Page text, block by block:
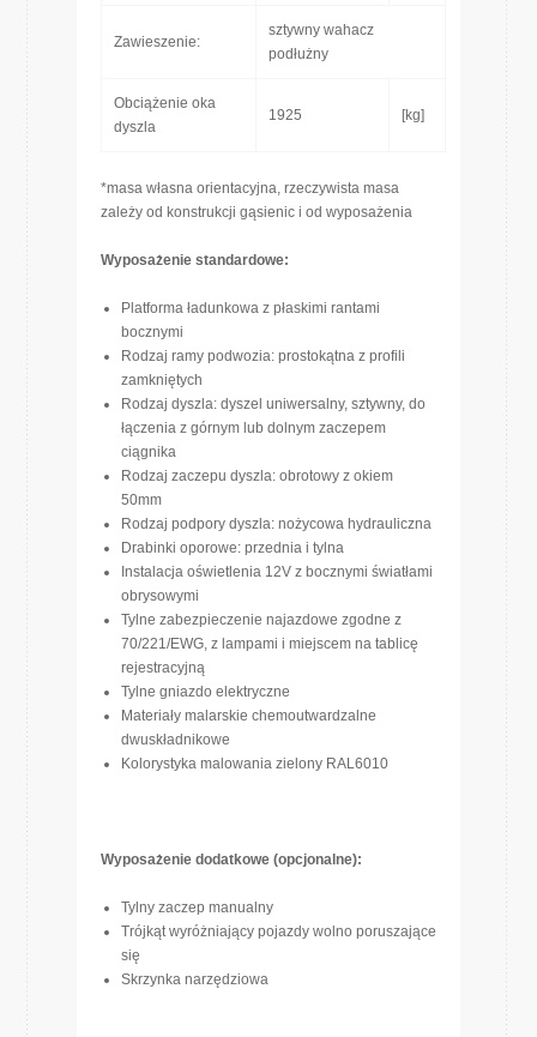
Zawieszenie:
sztywny wahacz
podłużny
Obciążenie oka
dyszla
1925 [kg]
*masa własna orientacyjna, rzeczywista masa
zależy od konstrukcji gąsienic i od wyposażenia
Wyposażenie standardowe:
Platforma ładunkowa z płaskimi rantami
bocznymi
Rodzaj ramy podwozia: prostokątna z profili
zamkniętych
Rodzaj dyszla: dyszel uniwersalny, sztywny, do
łączenia z górnym lub dolnym zaczepem
ciągnika
Rodzaj zaczepu dyszla: obrotowy z okiem
50mm
Rodzaj podpory dyszla: nożycowa hydrauliczna
Drabinki oporowe: przednia i tylna
Instalacja oświetlenia 12V z bocznymi światłami
obrysowymi
Tylne zabezpieczenie najazdowe zgodne z
70/221/EWG, z lampami i miejscem na tablicę
rejestracyjną
Tylne gniazdo elektryczne
Materiały malarskie chemoutwardzalne
dwuskładnikowe
Kolorystyka malowania zielony RAL6010
Wyposażenie dodatkowe (opcjonalne):
Tylny zaczep manualny
Trójkąt wyróżniający pojazdy wolno poruszające
się
Skrzynka narzędziowa